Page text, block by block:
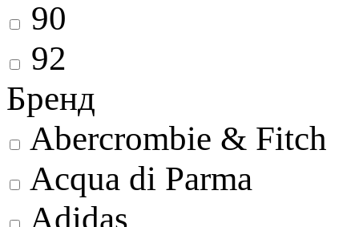
90
92
Бренд
Abercrombie & Fitch
Acqua di Parma
Adidas